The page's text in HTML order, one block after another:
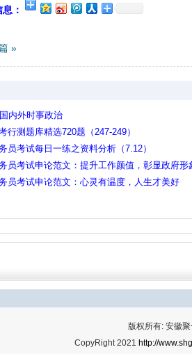
：
»
内外时事政治
行测题库精选720题（247-249）
员考试每日一练之资料分析（7.12）
员考试申论范文：提升工作颜值，彰显政府形
员考试申论范文：心灵有温度，人生才美好
版权所有: 安徽
CopyRight 2021 http://